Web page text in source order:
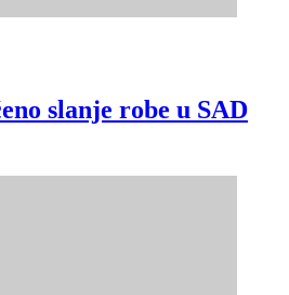
slanje robe u SAD